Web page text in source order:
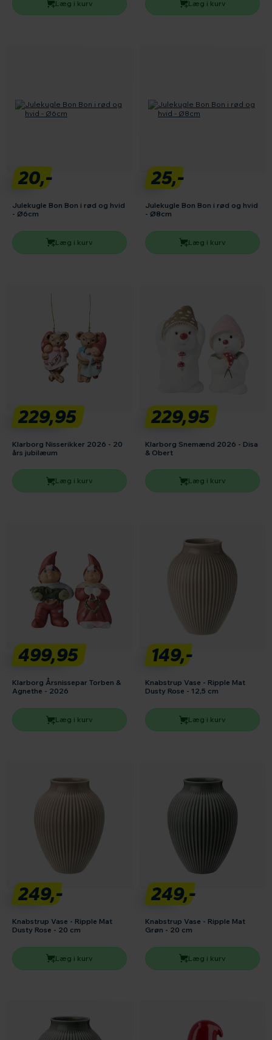
Læg i kurv Læg i kurv
20,-
Julekugle Bon Bon i rød og hvid
- Ø6cm
Læg i kurv
25,-
Julekugle Bon Bon i rød og hvid
- Ø8cm
Læg i kurv
229,95
Klarborg Nisserikker 2026 - 20
års jubilæum
Læg i kurv
229,95
Klarborg Snemænd 2026 - Disa
& Obert
Læg i kurv
499,95
Klarborg Årsnissepar Torben &
Agnethe - 2026
Læg i kurv
149,-
Knabstrup Vase - Ripple Mat
Dusty Rose - 12,5 cm
Læg i kurv
249,-
Knabstrup Vase - Ripple Mat
Dusty Rose - 20 cm
Læg i kurv
249,-
Knabstrup Vase - Ripple Mat
Grøn - 20 cm
Læg i kurv